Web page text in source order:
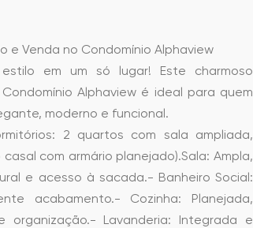
e Venda no Condomínio Alphaview
em um só lugar! Este charmoso
Alphaview é ideal para quem
moderno e funcional.
2 quartos com sala ampliada,
com armário planejado).Sala: Ampla,
e acesso à sacada.- Banheiro Social:
acabamento.- Cozinha: Planejada,
organização.- Lavanderia: Integrada e